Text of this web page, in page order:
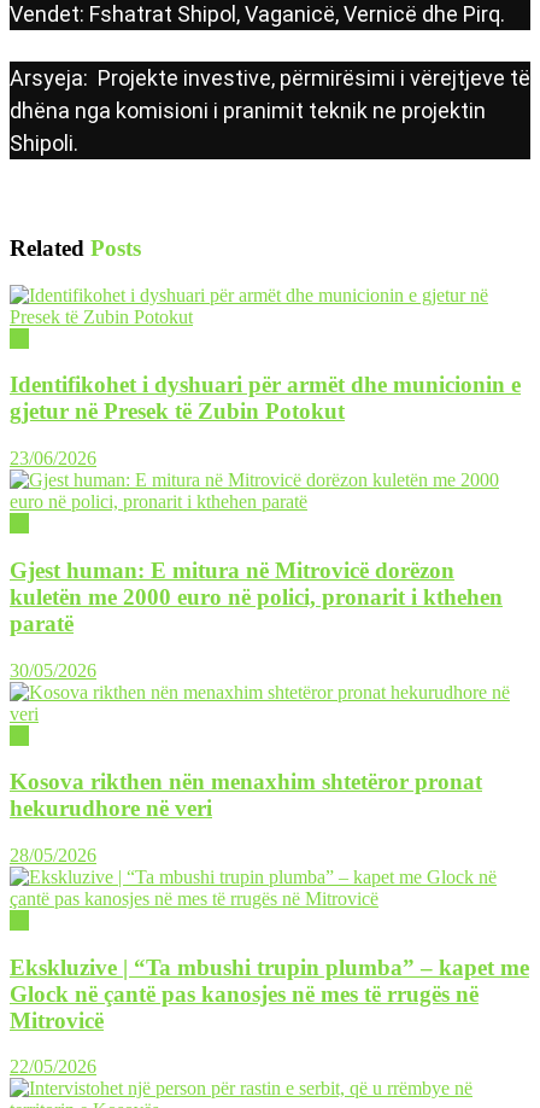
Vendet: Fshatrat Shipol, Vaganicë, Vernicë dhe Pirq.
Arsyeja: Projekte investive, përmirësimi i vërejtjeve të
dhëna nga komisioni i pranimit teknik ne projektin
Shipoli.
Related Posts
Identifikohet i dyshuari për armët dhe municionin e
gjetur në Presek të Zubin Potokut
23/06/2026
Gjest human: E mitura në Mitrovicë dorëzon
kuletën me 2000 euro në polici, pronarit i kthehen
paratë
30/05/2026
Kosova rikthen nën menaxhim shtetëror pronat
hekurudhore në veri
28/05/2026
Ekskluzive | “Ta mbushi trupin plumba” – kapet me
Glock në çantë pas kanosjes në mes të rrugës në
Mitrovicë
22/05/2026